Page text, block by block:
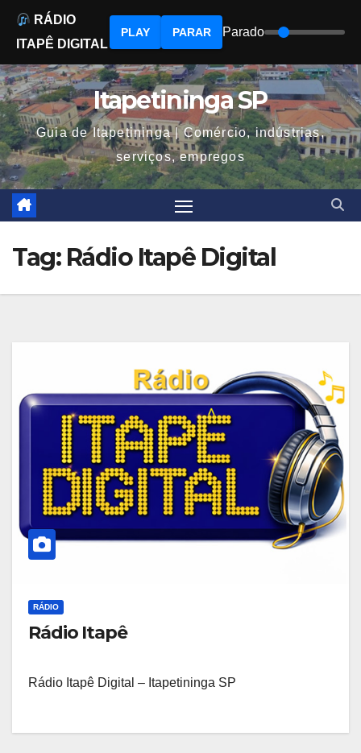
to
content
Itapetininga SP
Guia de Itapetininga | Comércio, indústrias,
serviços, empregos
Tag: Rádio Itapê Digital
RÁDIO
Rádio Itapê
Rádio Itapê Digital – Itapetininga SP
RÁDIO
ITAPÊ DIGITAL
PLAY PARAR Parado